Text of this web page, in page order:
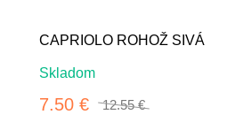
CAPRIOLO ROHOŽ SIVÁ
Skladom
7.50 € 12.55 €